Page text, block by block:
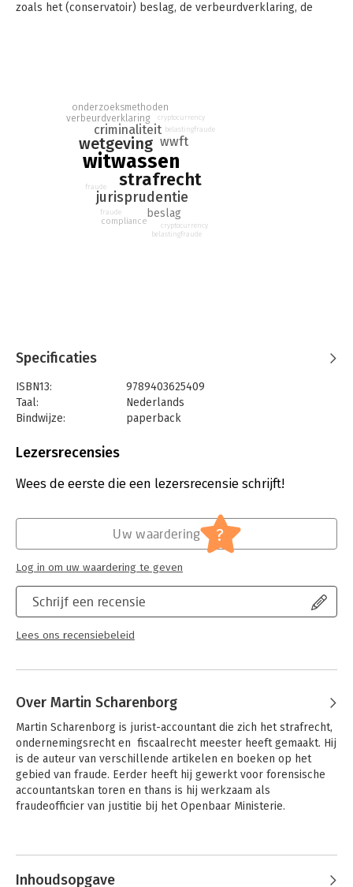
zoals het (conservatoir) beslag, de verbeurdverklaring, de
De tweede druk gaat in op de zes stappen van het
toetsingskader inzake witwassen, de nieuwe jurisprudentie
(met name voor eenvoudig witwassen) en het onderwerp
cryptocurrency wordt behandeld. Tot slot heeft beslag een
apart hoofdstuk gekregen waarin alle aspecten in relatie tot
witwassen behandeld worden.
witwassen
strafrecht
wetgeving
jurisprudentie
criminaliteit
wwft
beslag
verbeurdverklaring
onderzoeksmethoden
compliance
cryptocurrency
belastingfraude
fraude
cryptocurrency
belastingfraude
fraude
Specificaties
ISBN13:
9789403625409
Taal:
Nederlands
Bindwijze:
paperback
Uitgever:
Verschijningsdatum:
19-4-2021
Strafrecht - Fiscaal strafrecht
Serie:
Serie strafrecht
Lezersrecensies
Wees de eerste die een lezersrecensie schrijft!
Schrijf een recensie
Lees ons recensiebeleid
Uw waardering ?
Log in om uw waardering te geven
Over Martin Scharenborg
Martin Scharenborg is jurist-accountant die zich het strafrecht,
ondernemingsrecht en  fiscaalrecht meester heeft gemaakt. Hij
is de auteur van verschillende artikelen en boeken op het
gebied van fraude. Eerder heeft hij gewerkt voor forensische
accountantskan toren en thans is hij werkzaam als
fraudeofficier van justitie bij het Openbaar Ministerie.
Andere boeken door Martin
Scharenborg
Inhoudsopgave